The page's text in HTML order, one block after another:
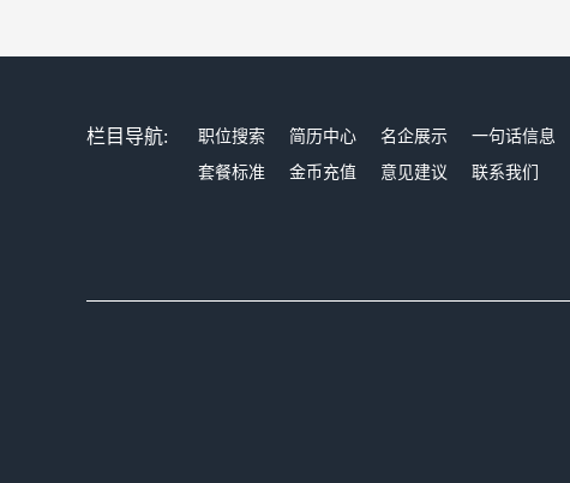
栏目导航: 职位搜索 简历中心 名企展示 一句话信息
套餐标准
金币充值 意见建议 联系我们